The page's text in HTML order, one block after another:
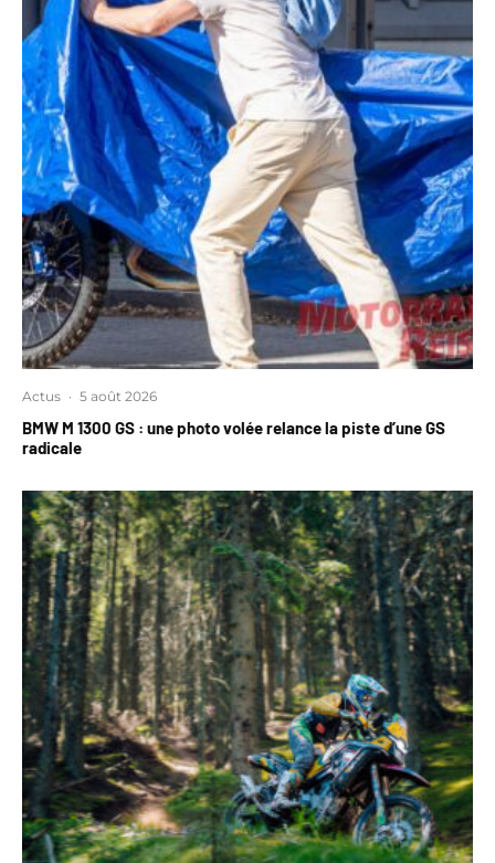
Actus · 5 août 2026
BMW M 1300 GS : une photo volée relance la piste d’une GS
radicale